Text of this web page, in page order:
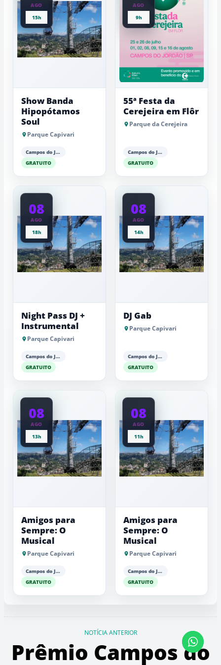
AGO
15h
Show Banda
Hipopótamos
Soul
Parque Capivari
Campos do Jordão
GRATUITO
AGO
9h
55ª Festa da
Cerejeira em Flôr
Parque da Cerejeira
Campos do Jordão
GRATUITO
08
AGO
18h
Night Pass DJ +
Instrumental
Parque Capivari
Campos do Jordão
GRATUITO
08
AGO
14h
DJ Gab
Parque Capivari
Campos do Jordão
GRATUITO
08
AGO
13h
Amigos para
Sempre: O
Musical
Parque Capivari
Campos do Jordão
GRATUITO
08
AGO
11h
Amigos para
Sempre: O
Musical
Parque Capivari
Campos do Jordão
GRATUITO
NOTÍCIA ANTERIOR
Prêmio Campos do